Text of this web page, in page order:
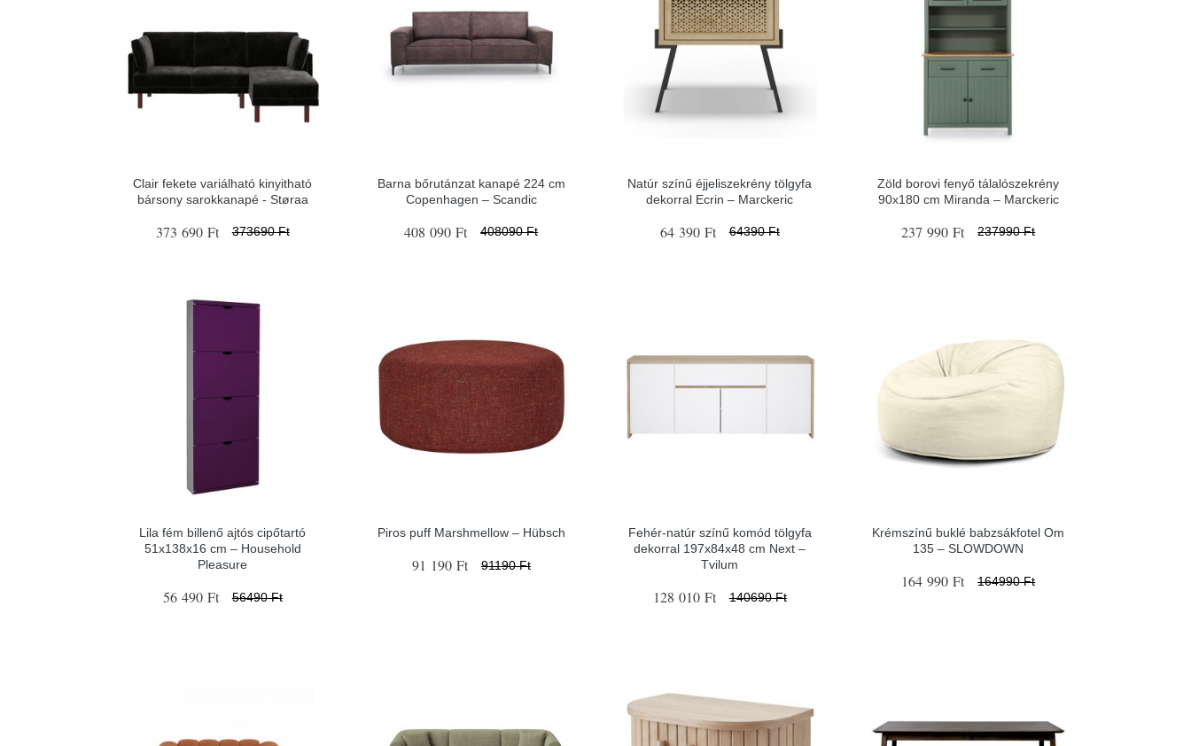
Clair fekete variálható kinyitható
bársony sarokkanapé - Støraa
373 690 Ft 373690 Ft
Barna bőrutánzat kanapé 224 cm
Copenhagen – Scandic
408 090 Ft 408090 Ft
Natúr színű éjjeliszekrény tölgyfa
dekorral Ecrin – Marckeric
64 390 Ft 64390 Ft
Zöld borovi fenyő tálalószekrény
90x180 cm Miranda – Marckeric
237 990 Ft 237990 Ft
Lila fém billenő ajtós cipőtartó
51x138x16 cm – Household
Pleasure
56 490 Ft 56490 Ft
Piros puff Marshmellow – Hübsch
91 190 Ft 91190 Ft
Fehér-natúr színű komód tölgyfa
dekorral 197x84x48 cm Next –
Tvilum
128 010 Ft 140690 Ft
Krémszínű buklé babzsákfotel Om
135 – SLOWDOWN
164 990 Ft 164990 Ft